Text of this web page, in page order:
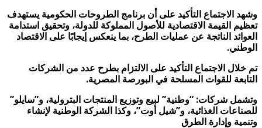
وشهد الاجتماع التأكيد على أن برنامج الطروحات الحكومية يستهدف
تعظيم القيمة الاقتصادية للأصول المملوكة للدولة، وتحقيق استدامة
العوائد الناتجة عن عمليات الطرح، بما ينعكس إيجابًا على الاقتصاد
الوطني.
تم خلال الاجتماع التأكيد على الالتزام بطرح عدد من الشركات
التابعة للقوات المسلحة في البورصة المصرية.
وتشمل شركات: “وطنية” لبيع وتوزيع المنتجات البترولية، و”سايلو”
للصناعات الغذائية، و”شيل أوت”، وكذا الشركة الوطنية لإنشاء
وتنمية وإدارة الطرق